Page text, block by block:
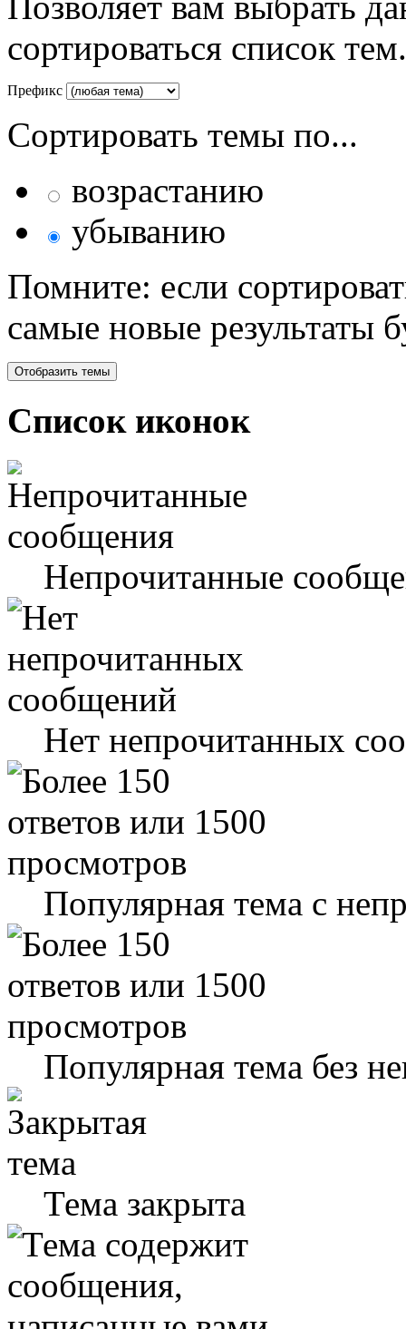
сортироваться список тем.
Префикс
Сортировать темы по...
возрастанию
убыванию
Помните: если
самые новые результаты
Список иконок
Непрочитанные
Нет непрочитанных
Популярная тема с
Популярная тема без
Тема закрыта